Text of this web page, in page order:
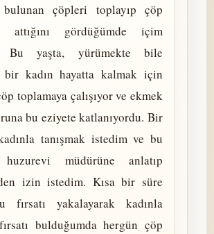
bulunan çöpleri toplayıp çöp
attığını gördüğümde içim
Bu yaşta, yürümekte bile
bir kadın hayatta kalmak için
toplamaya çalışıyor ve ekmek
bu eziyete katlanıyordu. Bir
tanışmak istedim ve bu
müdürüne anlatıp
izin istedim. Kısa bir süre
fırsatı yakalayarak kadınla
bulduğumda hergün çöp